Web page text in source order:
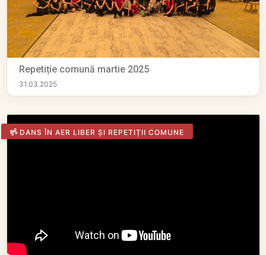
Repetiție comună martie 2025
31.03.2025
DANS ÎN AER LIBER ȘI REPETIȚII COMUNE